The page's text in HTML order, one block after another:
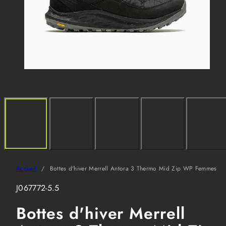
Accueil Bottes d'hiver Merrell Antora 3 Thermo Mid Zip WP Femmes
SKU:
J067772-5.5
Bottes d'hiver Merrell